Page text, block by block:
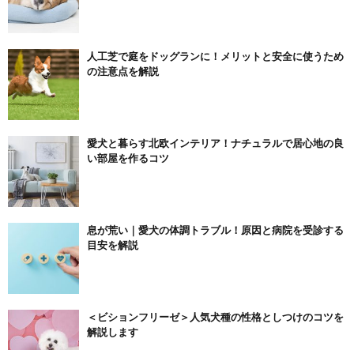
人工芝で庭をドッグランに！メリットと安全に使うため
の注意点を解説
愛犬と暮らす北欧インテリア！ナチュラルで居心地の良
い部屋を作るコツ
息が荒い｜愛犬の体調トラブル！原因と病院を受診する
目安を解説
＜ビションフリーゼ＞人気犬種の性格としつけのコツを
解説します